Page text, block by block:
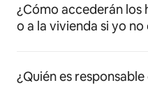
¿Cómo accederán los
o a la vivienda si yo no
¿Quién es